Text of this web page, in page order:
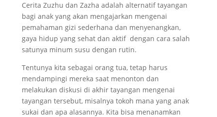
Cerita Zuzhu dan Zazha adalah alternatif tayangan
bagi anak yang akan mengajarkan mengenai
pemahaman gizi sederhana dan menyenangkan,
gaya hidup yang sehat dan aktif dengan cara salah
satunya minum susu dengan rutin.
Tentunya kita sebagai orang tua, tetap harus
mendampingi mereka saat menonton dan
melakukan diskusi di akhir tayangan mengenai
tayangan tersebut, misalnya tokoh mana yang anak
sukai dan apa alasannya. Kita bisa menanamkan